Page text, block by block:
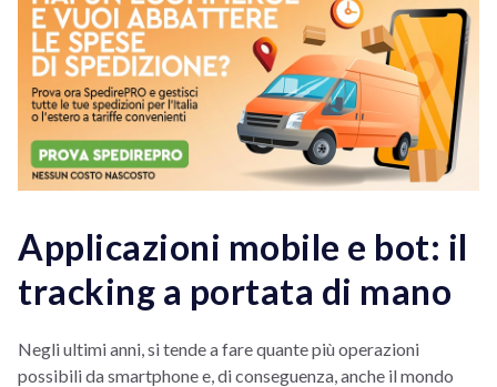
Applicazioni mobile e bot: il
tracking a portata di mano
Negli ultimi anni, si tende a fare quante più operazioni
possibili da smartphone e, di conseguenza, anche il mondo